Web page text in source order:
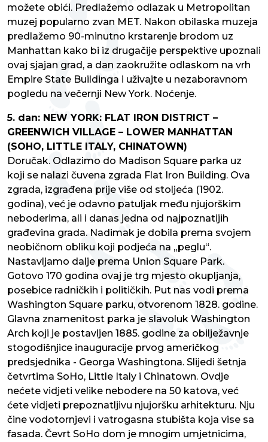
možete obići. Predlažemo odlazak u Metropolitan
muzej popularno zvan MET. Nakon obilaska muzeja
predlažemo 90-minutno krstarenje brodom uz
Manhattan kako bi iz drugačije perspektive upoznali
ovaj sjajan grad, a dan zaokružite odlaskom na vrh
Empire State Buildinga i uživajte u nezaboravnom
pogledu na večernji New York. Noćenje.
5. dan: NEW YORK: FLAT IRON DISTRICT –
GREENWICH VILLAGE – LOWER MANHATTAN
(SOHO, LITTLE ITALY, CHINATOWN)
Doručak. Odlazimo do Madison Square parka uz
koji se nalazi čuvena zgrada Flat Iron Building. Ova
zgrada, izgrađena prije više od stoljeća (1902.
godina), već je odavno patuljak među njujorškim
neboderima, ali i danas jedna od najpoznatijih
građevina grada. Nadimak je dobila prema svojem
neobičnom obliku koji podjeća na „peglu“.
Nastavljamo dalje prema Union Square Park.
Gotovo 170 godina ovaj je trg mjesto okupljanja,
posebice radničkih i političkih. Put nas vodi prema
Washington Square parku, otvorenom 1828. godine.
Glavna znamenitost parka je slavoluk Washington
Arch koji je postavljen 1885. godine za obilježavnje
stogodišnjice inauguracije prvog američkog
predsjednika - Georga Washingtona. Slijedi šetnja
četvrtima SoHo, Little Italy i Chinatown. Ovdje
nećete vidjeti velike nebodere na 50 katova, već
ćete vidjeti prepoznatljivu njujoršku arhitekturu. Nju
čine vodotornjevi i vatrogasna stubišta koja vise sa
fasada. Čevrt SoHo dom je mnogim umjetnicima,